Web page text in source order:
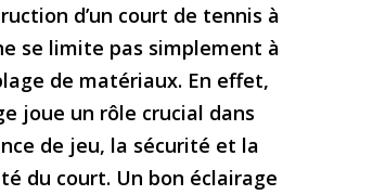
d’un court de tennis à
se limite pas simplement à
de matériaux. En effet,
joue un rôle crucial dans
de jeu, la sécurité et la
du court. Un bon éclairage